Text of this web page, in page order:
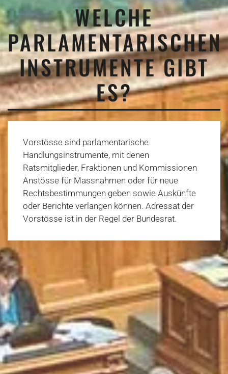
WELCHE
PARLAMENTARISCHEN
INSTRUMENTE GIBT
ES?
Vorstösse sind parlamentarische
Handlungsinstrumente, mit denen
Ratsmitglieder, Fraktionen und Kommissionen
Anstösse für Massnahmen oder für neue
Rechtsbestimmungen geben sowie Auskünfte
oder Berichte verlangen können. Adressat der
Vorstösse ist in der Regel der Bundesrat.